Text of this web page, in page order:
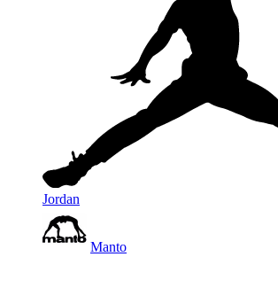
Jordan
Manto